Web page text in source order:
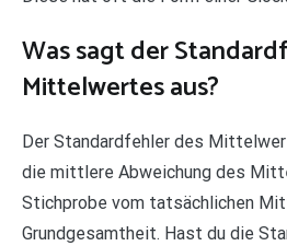
Was sagt der
Mittelwertes aus?
Der Standardfehler des
die mittlere Abweichung des
Stichprobe vom tatsächlichen
Grundgesamtheit. Hast du die